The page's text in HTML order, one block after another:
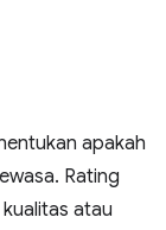
apakah
Rating
atau